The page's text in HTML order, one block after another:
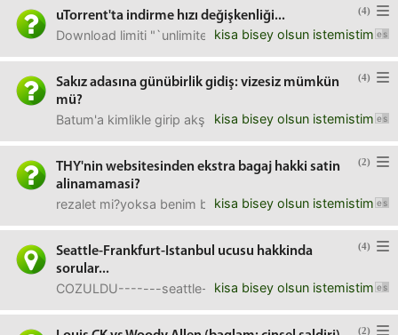
(4)
uTorrent'ta indirme hızı değişkenliği...
kisa bisey olsun istemistim
Download limiti "`unlimited`" ayarlayınca maksimum
(4)
Sakız adasına günübirlik gidiş: vizesiz mümkün
mü?
kisa bisey olsun istemistim
Batum'a kimlikle girip akşam çıkma olayı var. Karadeniz
(2)
THY'nin websitesinden ekstra bagaj hakki satin
alinamamasi?
kisa bisey olsun istemistim
rezalet mi?yoksa benim bilmedigim, tamamen sektorle
(4)
Seattle-Frankfurt-Istanbul ucusu hakkinda
sorular...
kisa bisey olsun istemistim
COZULDU-------seattle-frankfurt >> CONDOR airlines
(2)